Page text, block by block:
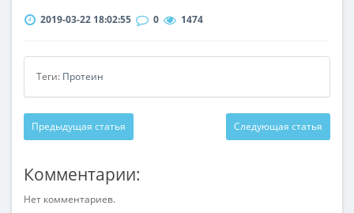
2019-03-22 18:02:55 0 1474
Теги: Протеин
Предыдущая статья Следующая статья
Комментарии:
Нет комментариев.